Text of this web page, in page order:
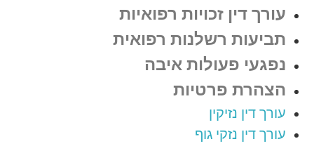
עורך דין זכויות רפואיות
תביעות רשלנות רפואית
נפגעי פעולות איבה
הצהרת פרטיות
עורך דין נזיקין
עורך דין נזקי גוף